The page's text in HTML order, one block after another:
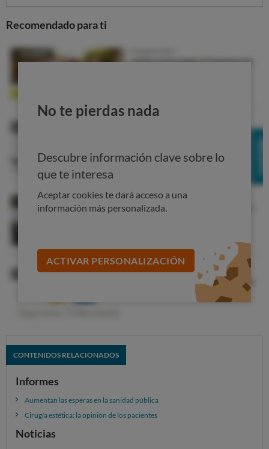
Recomendado para ti
No te pierdas nada
Descubre información clave sobre lo
que te interesa
Aceptar cookies te dará acceso a una
información más personalizada.
ACTIVAR PERSONALIZACIÓN
CONTENIDOS RELACIONADOS
Informes
Aumentan las esperas en la sanidad pública
Cirugía estética: la opinión de los pacientes
Noticias